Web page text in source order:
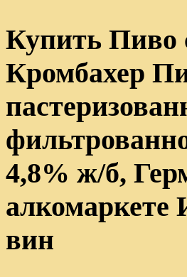
Купить Пиво
Кромбахер
4,8% ж/б,
алкомаркете
вин